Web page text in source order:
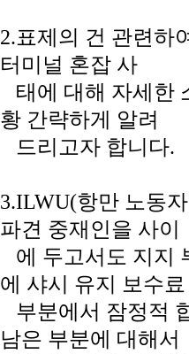
2.표제의 건 관련하
터미널 혼잡 사
태에 대해 자세한
황 간략하게 알려
드리고자 합니다.
3.ILWU(항만 노동
파견 중재인을 사이
에 두고서도 지지
에 샤시 유지 보수료
부분에서 잠정적
남은 부분에 대해서